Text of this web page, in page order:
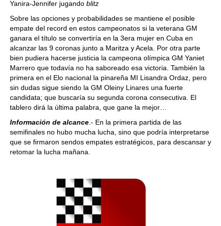
Yanira-Jennifer jugando blitz
Sobre las opciones y probabilidades se mantiene el posible
empate del record en estos campeonatos si la veterana GM
ganara el título se convertiría en la 3era mujer en Cuba en
alcanzar las 9 coronas junto a Maritza y Acela. Por otra parte
bien pudiera hacerse justicia la campeona olímpica GM Yaniet
Marrero que todavía no ha saboreado esa victoria. También la
primera en el Elo nacional la pinareña MI Lisandra Ordaz, pero
sin dudas sigue siendo la GM Oleiny Linares una fuerte
candidata; que buscaría su segunda corona consecutiva. El
tablero dirá la última palabra, que gane la mejor…
Información de alcance .- En la primera partida de las
semifinales no hubo mucha lucha, sino que podría interpretarse
que se firmaron sendos empates estratégicos, para descansar y
retomar la lucha mañana.